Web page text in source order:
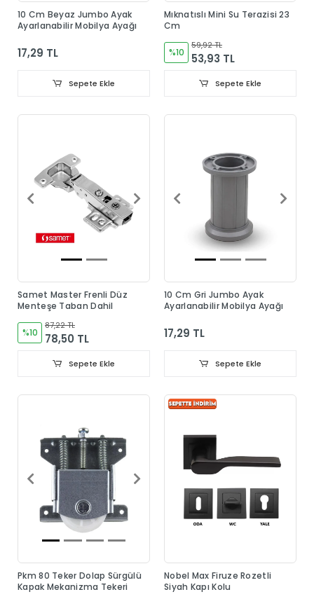
10 Cm Beyaz Jumbo Ayak
Ayarlanabilir Mobilya Ayağı
17,29 TL
Sepete Ekle
Mıknatıslı Mini Su Terazisi 23
Cm
%10
59,92 TL
53,93 TL
Sepete Ekle
Samet Master Frenli Düz
Menteşe Taban Dahil
%10
87,22 TL
78,50 TL
Sepete Ekle
10 Cm Gri Jumbo Ayak
Ayarlanabilir Mobilya Ayağı
17,29 TL
Sepete Ekle
Pkm 80 Teker Dolap Sürgülü
Kapak Mekanizma Tekeri
Nobel Max Firuze Rozetli
Siyah Kapı Kolu